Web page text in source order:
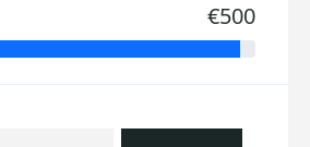
€500